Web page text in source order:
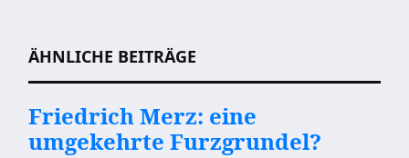
ÄHNLICHE BEITRÄGE
Friedrich Merz: eine
umgekehrte Furzgrundel?